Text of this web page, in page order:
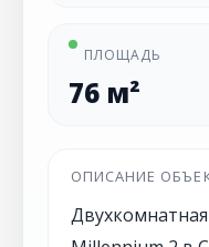
ПЛОЩАДЬ
76 м²
ОПИСАНИЕ